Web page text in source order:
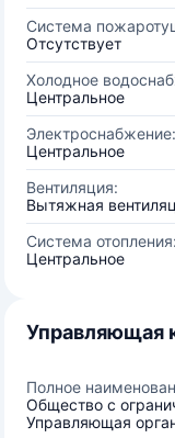
Система
Отсутствует
Холодное
Центральное
Электроснабжение:
Центральное
Вентиляция:
Вытяжная
Система отопления:
Центральное
Управляющая
Полное
Общество с
Управляющая